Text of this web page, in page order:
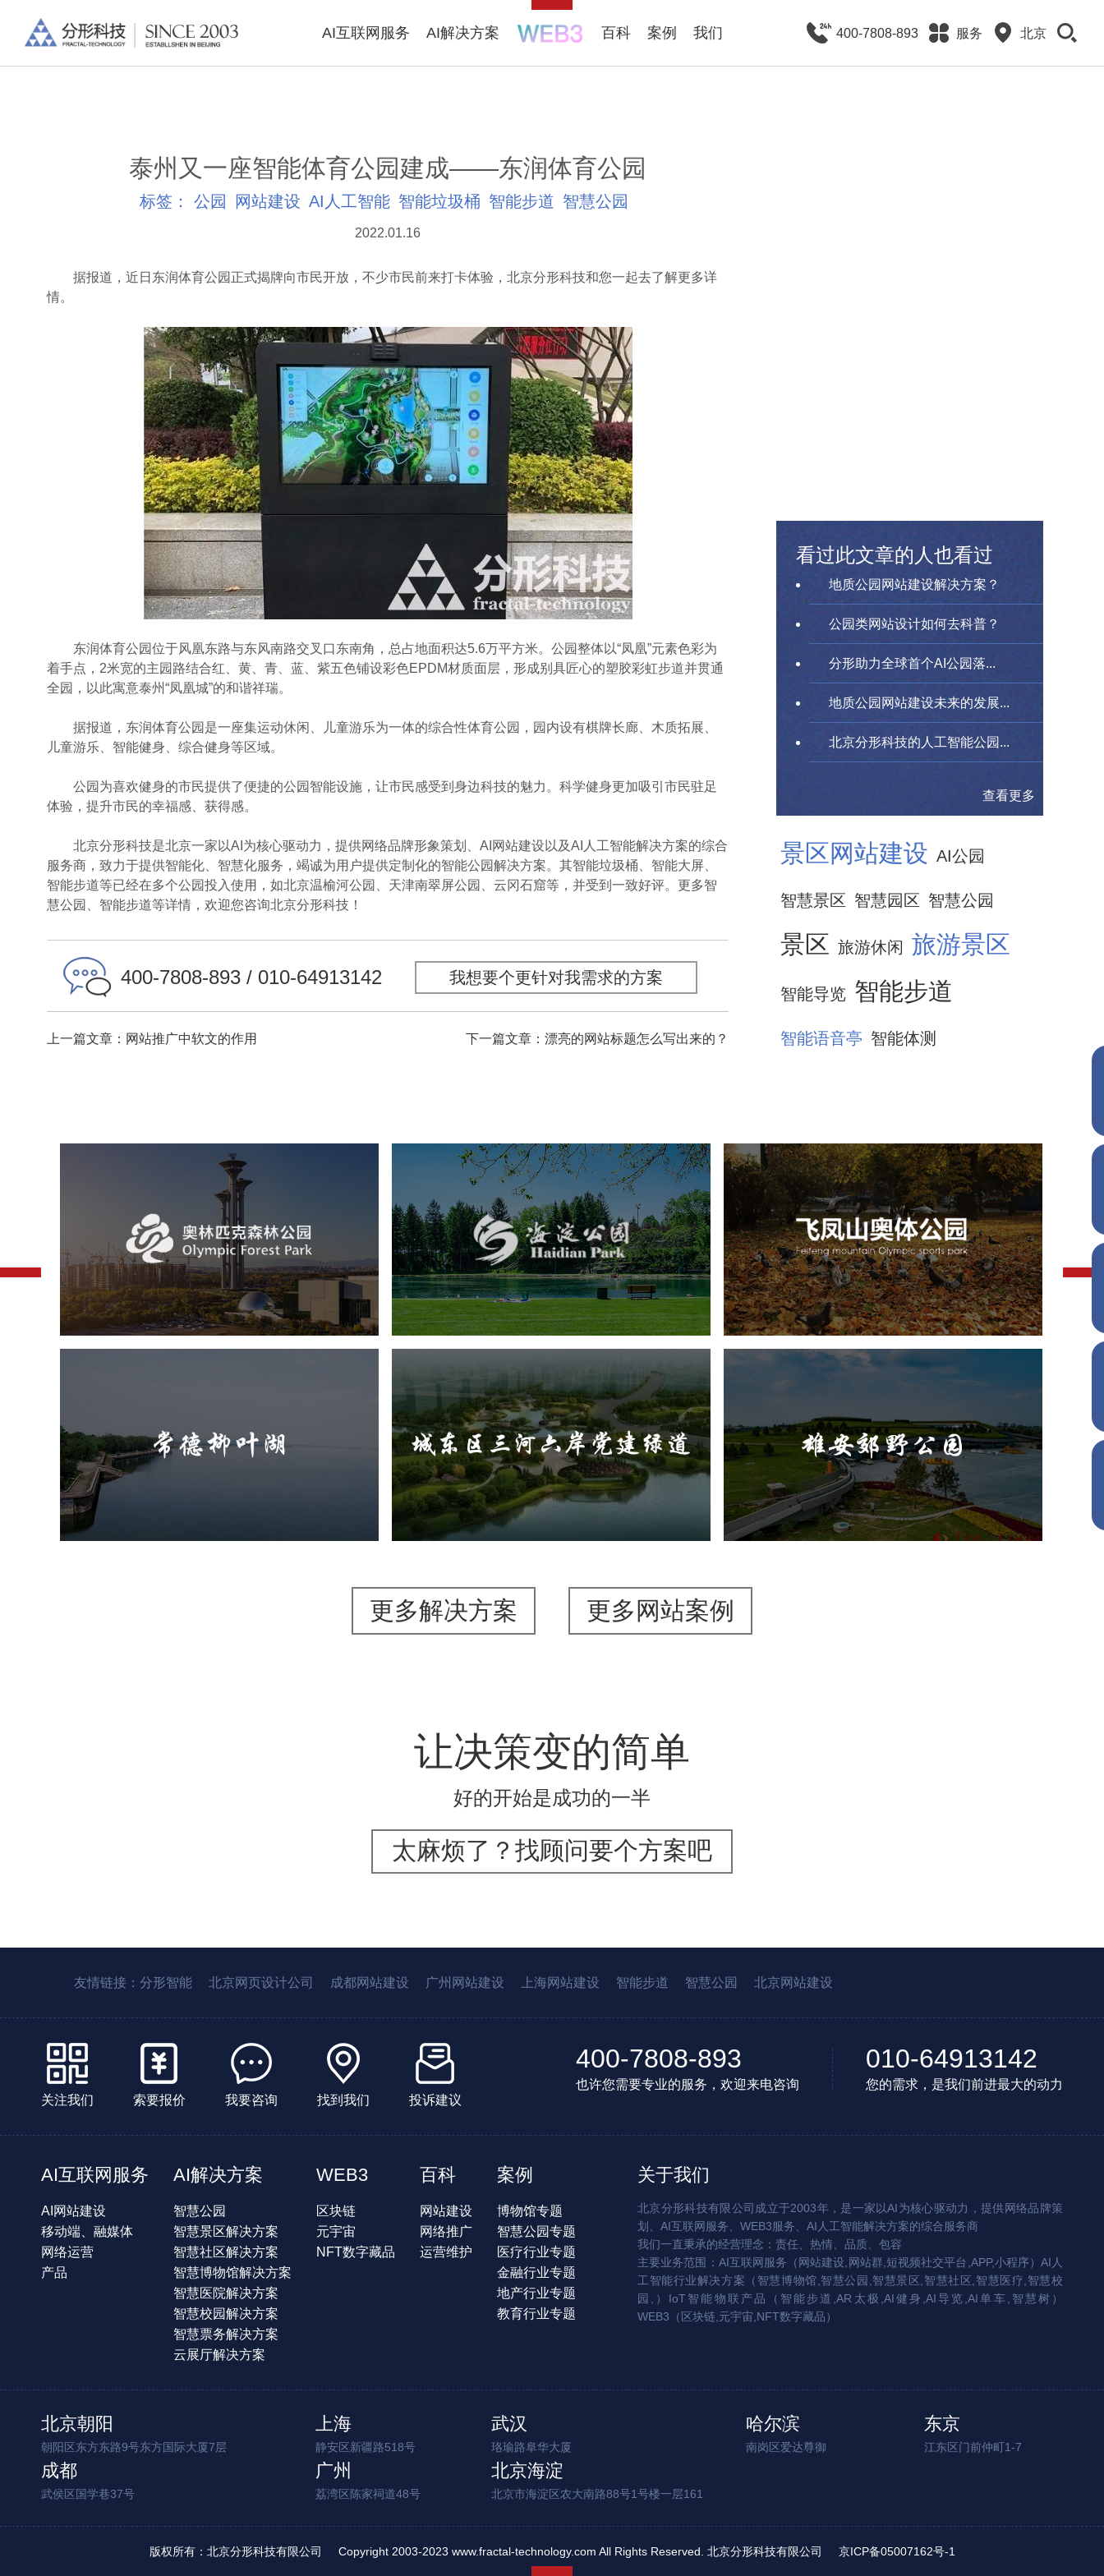
AI互联网服务 AI解决方案 百科 案例 我们 400-7808-893 服务 北京
泰州又一座智能体育公园建成——东润体育公园
标签： 公园 网站建设 AI人工智能 智能垃圾桶 智能步道 智慧公园
2022.01.16
据报道，近日东润体育公园正式揭牌向市民开放，不少市民前来打卡体验，北京分形科技和您一起去了解更多详
情。
东润体育公园位于风凰东路与东风南路交叉口东南角，总占地面积达5.6万平方米。公园整体以“凤凰”元素色彩为
着手点，2米宽的主园路结合红、黄、青、蓝、紫五色铺设彩色EPDM材质面层，形成别具匠心的塑胶彩虹步道并贯通
全园，以此寓意泰州“凤凰城”的和谐祥瑞。
据报道，东润体育公园是一座集运动休闲、儿童游乐为一体的综合性体育公园，园内设有棋牌长廊、木质拓展、
儿童游乐、智能健身、综合健身等区域。
公园为喜欢健身的市民提供了便捷的公园智能设施，让市民感受到身边科技的魅力。科学健身更加吸引市民驻足
体验，提升市民的幸福感、获得感。
北京分形科技是北京一家以AI为核心驱动力，提供网络品牌形象策划、AI网站建设以及AI人工智能解决方案的综合
服务商，致力于提供智能化、智慧化服务，竭诚为用户提供定制化的智能公园解决方案。其智能垃圾桶、智能大屏、
智能步道等已经在多个公园投入使用，如北京温榆河公园、天津南翠屏公园、云冈石窟等，并受到一致好评。更多智
慧公园、智能步道等详情，欢迎您咨询北京分形科技！
400-7808-893 / 010-64913142 我想要个更针对我需求的方案
上一篇文章：网站推广中软文的作用 下一篇文章：漂亮的网站标题怎么写出来的？
看过此文章的人也看过
地质公园网站建设解决方案？
公园类网站设计如何去科普？
分形助力全球首个AI公园落...
地质公园网站建设未来的发展...
北京分形科技的人工智能公园...
查看更多
景区网站建设 AI公园
智慧景区 智慧园区 智慧公园
景区 旅游休闲 旅游景区
智能导览 智能步道
智能语音亭 智能体测
奥体森林公园
旅游休闲 公园 AI人工智能
智慧公园
智慧体育公园
智能步道 智能大数据平台
海淀公园
旅游休闲 公园 AI人工智能
智慧公园
智能步道
智能大数据平台
AR太极
智能语音亭
飞凤山奥体公园
旅游休闲 公园 AI人工智能
智慧公园
智慧体育公园
智能步道
智能大数据平台
AR太极
智能体测
旅游休闲
城东区三河六岸党建绿道
旅游休闲 公园 AI人工智能
智慧公园
智能步道
AR太极 智能大数据平台
旅游休闲 公园 AI人工智能
智慧公园
智能灯杆
智能照明系统 智能垃圾桶
更多解决方案 更多网站案例
让决策变的简单
好的开始是成功的一半
太麻烦了？找顾问要个方案吧
友情链接： 分形智能 北京网页设计公司 成都网站建设 广州网站建设 上海网站建设 智能步道 智慧公园 北京网站建设
关注我们 索要报价 我要咨询 找到我们 投诉建议
400-7808-893
也许您需要专业的服务，欢迎来电咨询
010-64913142
您的需求，是我们前进最大的动力
AI互联网服务
AI网站建设
移动端、融媒体
网络运营
产品
AI解决方案
智慧公园
智慧景区解决方案
智慧社区解决方案
智慧博物馆解决方案
智慧医院解决方案
智慧校园解决方案
智慧票务解决方案
云展厅解决方案
WEB3
区块链
元宇宙
NFT数字藏品
百科
网站建设
网络推广
运营维护
案例
博物馆专题
智慧公园专题
医疗行业专题
金融行业专题
地产行业专题
教育行业专题
关于我们
北京分形科技有限公司成立于2003年，是一家以AI为核心驱动力，提供网络品牌策
划、AI互联网服务、WEB3服务、AI人工智能解决方案的综合服务商
我们一直秉承的经营理念：责任、热情、品质、包容
主要业务范围：AI互联网服务（网站建设,网站群,短视频社交平台,APP,小程序）AI人
工智能行业解决方案（智慧博物馆,智慧公园,智慧景区,智慧社区,智慧医疗,智慧校
园,）IoT智能物联产品（智能步道,AR太极,AI健身,AI导览,AI单车,智慧树）
WEB3（区块链,元宇宙,NFT数字藏品）
北京朝阳
朝阳区东方东路9号东方国际大厦7层
上海
静安区新疆路518号
武汉
珞瑜路阜华大厦
哈尔滨
南岗区爱达尊御
东京
江东区门前仲町1-7
成都
武侯区国学巷37号
广州
荔湾区陈家祠道48号
北京海淀
北京市海淀区农大南路88号1号楼一层161
版权所有：北京分形科技有限公司 Copyright 2003-2023 www.fractal-technology.com All Rights Reserved. 北京分形科技有限公司 京ICP备05007162号-1